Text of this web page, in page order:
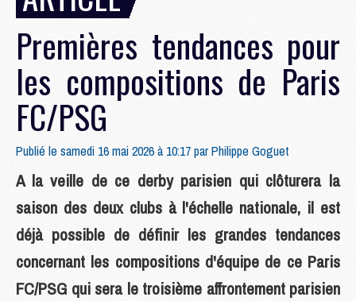
Premières tendances pour
les compositions de Paris
FC/PSG
Publié le samedi 16 mai 2026 à 10:17 parPhilippe Goguet
A la veille de ce derby parisien qui clôturera la
saison des deux clubs à l'échelle nationale, il est
déjà possible de définir les grandes tendances
concernant les compositions d'équipe de ce Paris
FC/PSG qui sera le troisième affrontement parisien